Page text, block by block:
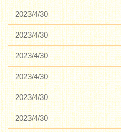
2023/4/30
2023/4/30
2023/4/30
2023/4/30
2023/4/30
2023/4/30